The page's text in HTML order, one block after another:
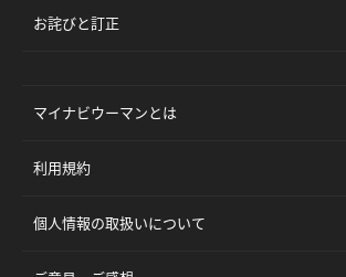
お詫びと訂正
マイナビウーマンとは
利用規約
個人情報の取扱いについて